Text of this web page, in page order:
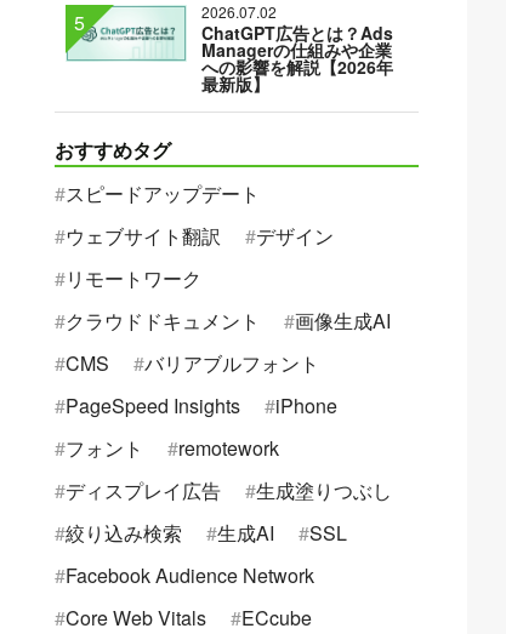
2026.07.02
ChatGPT広告とは？Ads
Managerの仕組みや企業
への影響を解説【2026年
最新版】
おすすめタグ
スピードアップデート
ウェブサイト翻訳
デザイン
リモートワーク
クラウドドキュメント
画像生成AI
CMS
バリアブルフォント
PageSpeed Insights
iPhone
フォント
remotework
ディスプレイ広告
生成塗りつぶし
絞り込み検索
生成AI
SSL
Facebook Audience Network
Core Web Vitals
ECcube